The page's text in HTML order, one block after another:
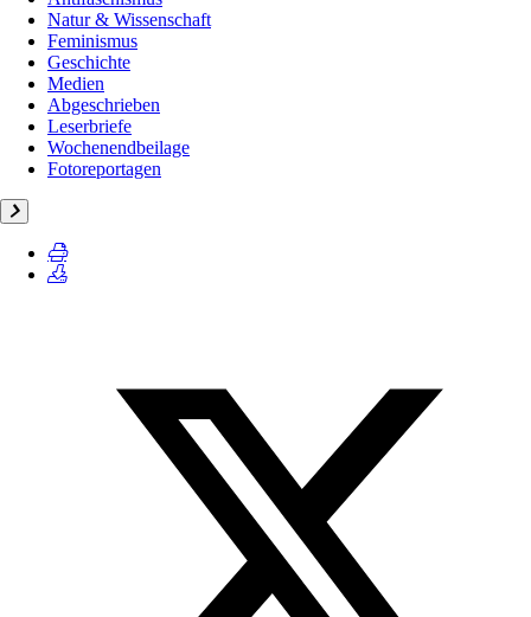
Natur & Wissenschaft
Feminismus
Geschichte
Medien
Abgeschrieben
Leserbriefe
Wochenendbeilage
Fotoreportagen